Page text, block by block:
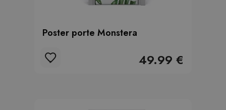
Poster porte Monstera
49.99 €